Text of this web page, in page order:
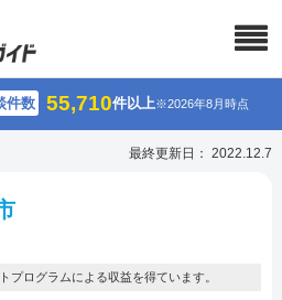
件数 55,710件以上※2026年8月時点
最終更新日： 2022.12.7
ログラムによる収益を得ています。